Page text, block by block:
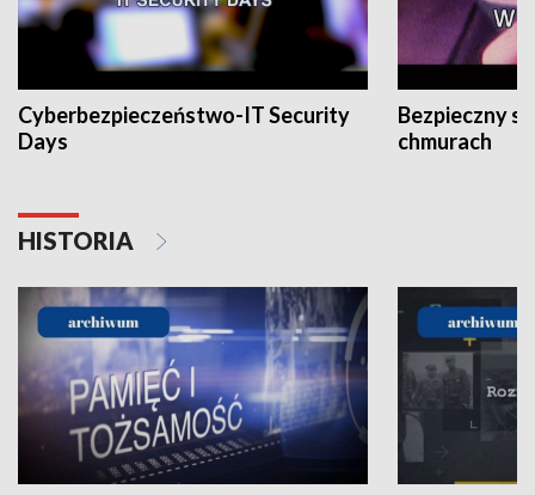
Cyberbezpieczeństwo-IT Security
Days
Bezpieczny
chmurach
HISTORIA